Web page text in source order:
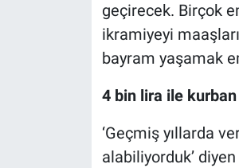
geçirecek. Birçok
ikramiyeyi
bayram yaşamak
4 bin lira ile
‘Geçmiş yıllarda
alabiliyorduk’